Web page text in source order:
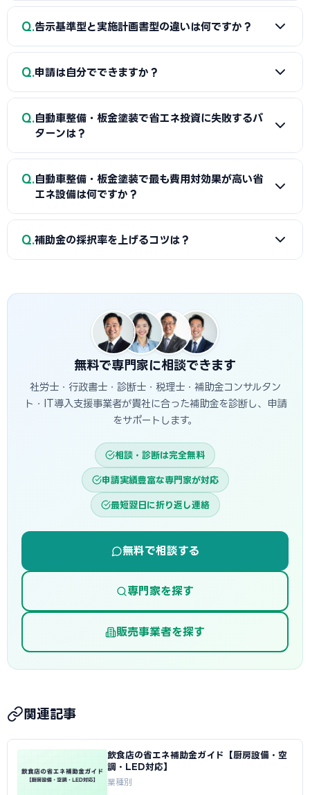
億円です。補助率は1/3〜2/3で、省エネ効果や企業規模によ
って異なります。
A
自動車整備・板金塗装の省エネ設備の導入費用は100〜
依頼してください。
Q 告示基準型と実施計画書型の違いは何ですか？
A
指定設備導入事業（告示基準型）はSII認定の省エネ設備
（実施計画書型）は個別の省エネ計画に基づく設備投資に対
応し、大規模な省エネプロジェクトが可能ですが審査は厳格
です。
Q 申請は自分でできますか？
A
自分でも申請可能ですが、採択率を上げるために中小企業
診断士や行政書士に依頼するケースが多いです。当サイトで専
Q 自動車整備・板金塗装で省エネ投資に失敗するパ
ターンは？
A
主な失敗パターンとして「採択前に設備を発注してしま
う」「告示基準型でSII未認定の設備を申請する」「事業計画
の取得が遅れて申請できない」などがあります。
Q 自動車整備・板金塗装で最も費用対効果が高い省
エネ設備は何ですか？
A
自動車整備・板金塗装では「高効率塗装ブース」が投資回
Q 補助金の採択率を上げるコツは？
（2）現状の課題と導入後の省エネ効果を定量的に示す、
（3）専門家に相談する、（4）公募開始前から準備を始め
る、の4点が特に重要です。
無料で専門家に相談できます
社労士・行政書士・診断士・税理士・補助金コンサルタン
ト・IT導入支援事業者が貴社に合った補助金を診断し、申請
をサポートします。
相談・診断は完全無料
申請実績豊富な専門家が対応
最短翌日に折り返し連絡
無料で相談する
専門家を探す
販売事業者を探す
関連記事
飲食店の省エネ補助金ガイド【厨房設備・空
調・LED対応】
業種別